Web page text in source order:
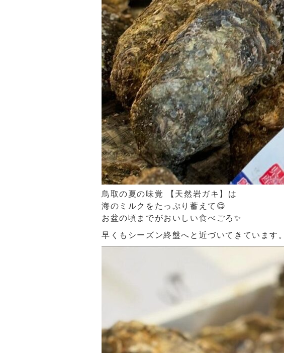
鳥取の夏の味覚 【天然岩ガキ】は
海のミルクをたっぷり蓄えて
お盆の頃までがおいしい食べごろ
早くもシーズン終盤へと近づいてきています。